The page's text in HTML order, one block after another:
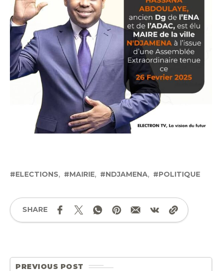
ELECTIONS MAIRIE NDJAMENA POLITIQUE
SHARE
PREVIOUS POST